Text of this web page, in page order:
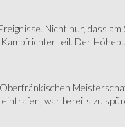
Nicht nur, dass
teil. Der
war bereits zu